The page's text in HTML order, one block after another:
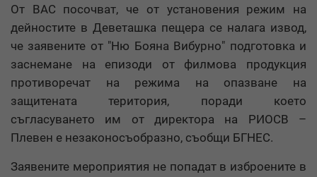
От ВАС посочват, че от установения режим на
дейностите в Деветашка пещера се налага извод,
че заявените от "Ню Бояна Вибурно" подготовка и
заснемане на епизоди от филмова продукция
противоречат на режима на опазване на
защитената територия, поради което
съгласуването им от директора на РИОСВ –
Плевен е незаконосъобразно, съобщи БГНЕС.
Заявените мероприятия не попадат в изброените в